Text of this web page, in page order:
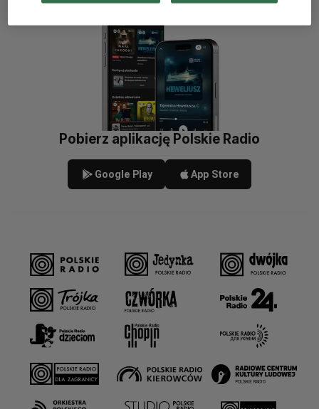
Pobierz aplikację Polskie Radio
Google Play App Store